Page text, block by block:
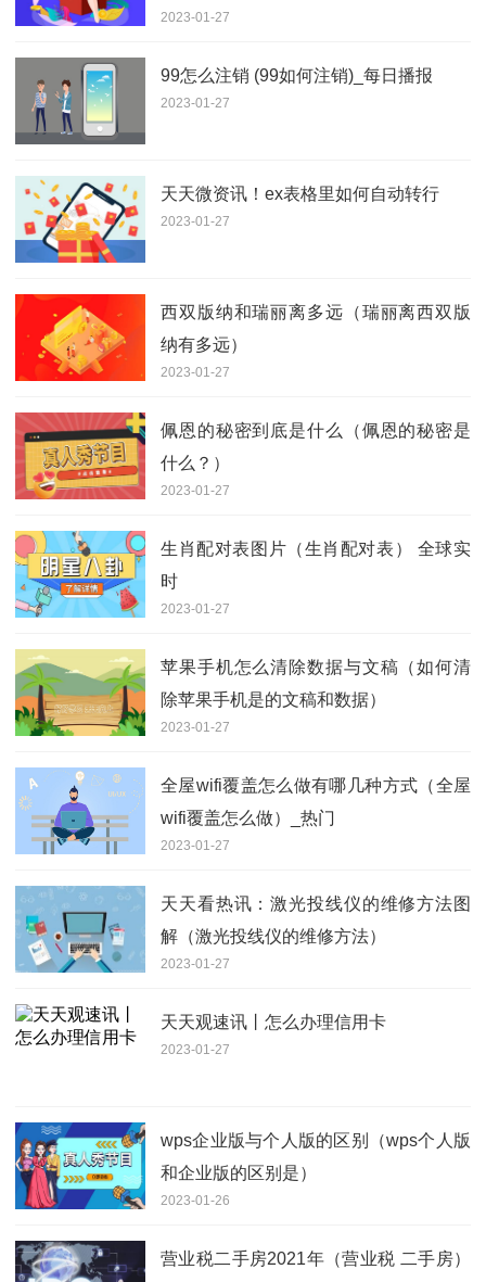
2023-01-27
99怎么注销 (99如何注销)_每日播报
2023-01-27
天天微资讯！ex表格里如何自动转行
2023-01-27
西双版纳和瑞丽离多远（瑞丽离西双版
纳有多远）
2023-01-27
佩恩的秘密到底是什么（佩恩的秘密是
什么？）
2023-01-27
生肖配对表图片（生肖配对表） 全球实
时
2023-01-27
苹果手机怎么清除数据与文稿（如何清
除苹果手机是的文稿和数据）
2023-01-27
全屋wifi覆盖怎么做有哪几种方式（全屋
wifi覆盖怎么做）_热门
2023-01-27
天天看热讯：激光投线仪的维修方法图
解（激光投线仪的维修方法）
2023-01-27
天天观速讯丨怎么办理信用卡
2023-01-27
wps企业版与个人版的区别（wps个人版
和企业版的区别是）
2023-01-26
营业税二手房2021年（营业税 二手房）